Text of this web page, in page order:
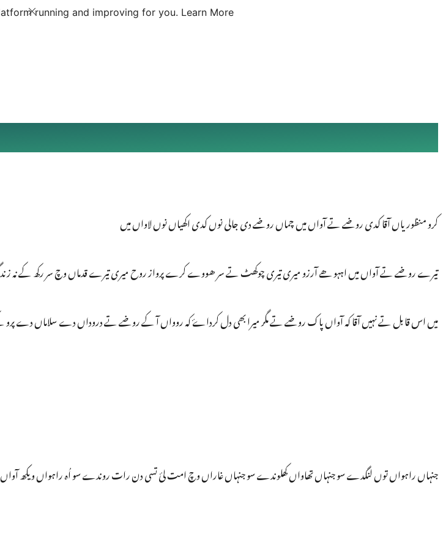
running and improving for you. Learn More
کرو منظوریاں آقا کدی روضے تے آواں میں چماں روضے دی جالی نوں کدی اکھیاں نوں لاواں میں
تیرے روضے تے آواں میں اہہو ھے آرزو میری تیری چوکھٹ تے سر ھووے کرے پرواز روح میری تیرے قدماں وچ سر رکھ کے نہ
میں اس قابل تے نہیں آقا کہ آواں پاک روضے تے مگر میرا بھی دل کرداۓ کہ روواں آ کے روضے تے دروداں دے سلاماں دے پرو
جنہاں راہواں توں لنگدے سو جنہاں تھاواں کھلوندے سو جنہاں غاراں وچ امت لئ تسی دن رات روندے سو اُہ راہواں ویکھ آواں